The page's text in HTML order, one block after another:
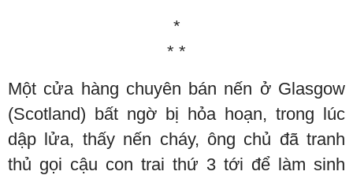
*
* *
Một cửa hàng chuyên bán nến ở Glasgow
(Scotland) bất ngờ bị hỏa hoạn, trong lúc
dập lửa, thấy nến cháy, ông chủ đã tranh
thủ gọi cậu con trai thứ 3 tới để làm sinh